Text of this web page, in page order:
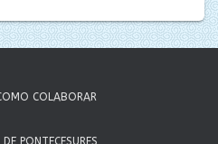
COLABORAR
PONTECESURES